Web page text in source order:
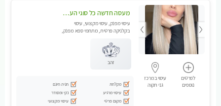
לפרטים
נוספים
עיסוי במרכז
גני תקוה
מעסה חדשה כל סוגי העיסויים מעסה מקצועית ואיכותית פרטי!!!מומלץ לחלוטין!!
עיסוי מפנק, עיסוי מקצועי, עיסוי
בקלניקה פרטית, מתחמי ספא מפנק,
זהב
מקלחת
חניה חינם
עיסוי מרגיע
נקי ומסודר
מקום פרטי
עיסוי מקצועי